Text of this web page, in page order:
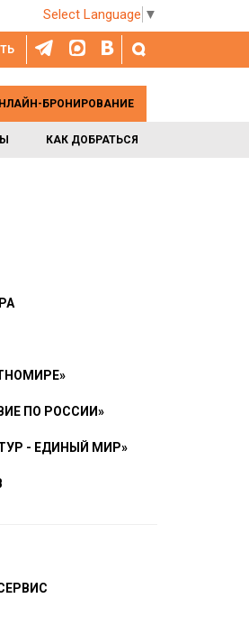
Select Language ▼
КАК ДОБРАТЬСЯ
БРОНИРОВАНИЕ
ПО РОССИИ»
- ЕДИНЫЙ МИР»